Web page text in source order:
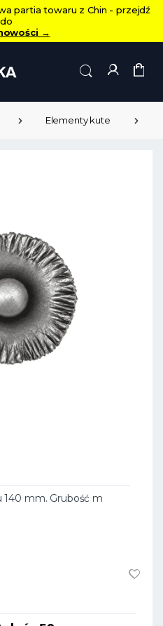
partia towaru z Chin - przejdź
do
→
Elementy kute
140 mm. Grubość m